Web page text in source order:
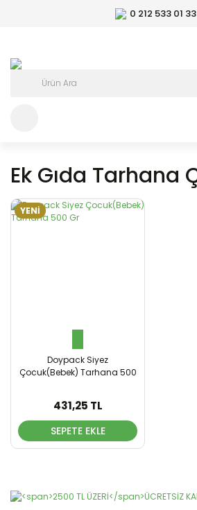
0 212 533 01 33
Ek Gıda Tarhana
YENİ
Doypack Siyez
Çocuk(Bebek) Tarhana 500
431,25 TL
SEPETE EKLE